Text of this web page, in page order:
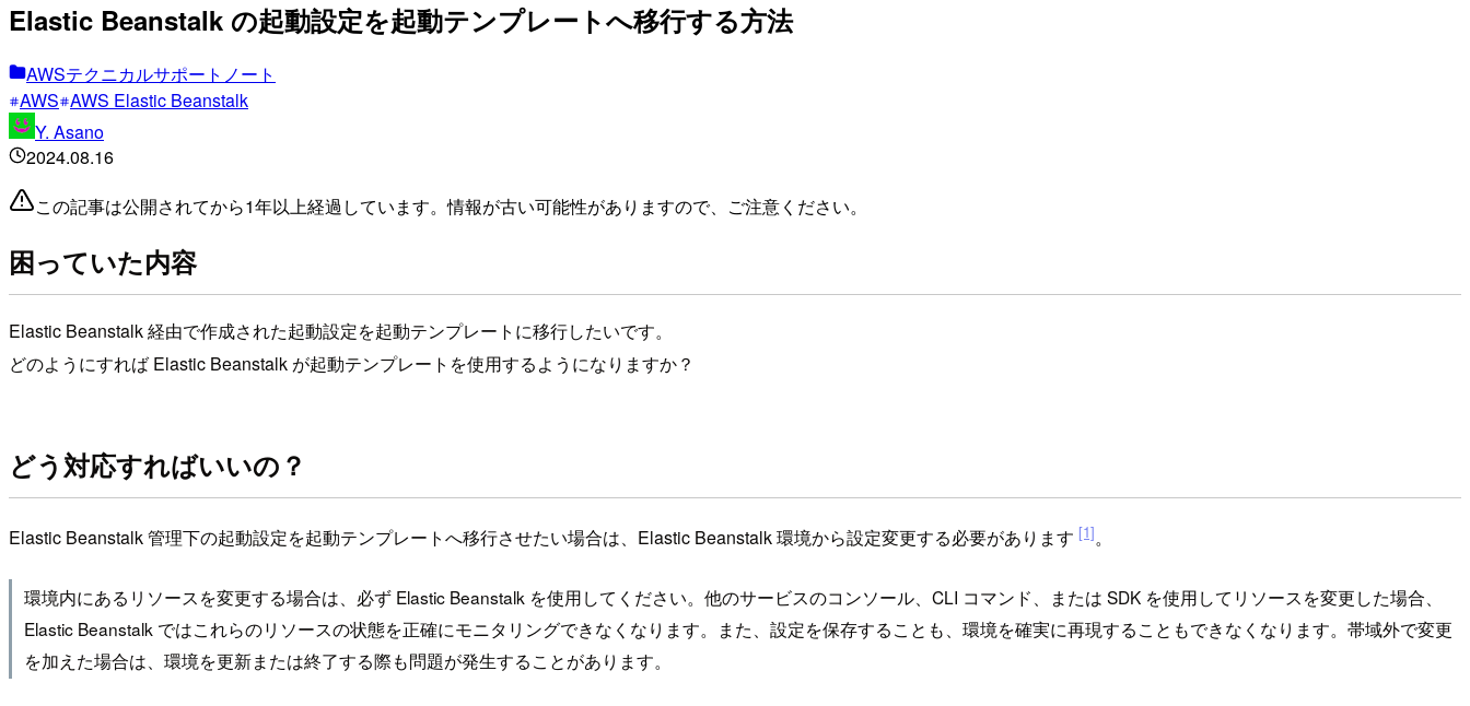
Elastic Beanstalk の起動設定を起動テンプレートへ移行する方法
AWSテクニカルサポートノート
AWS AWS Elastic Beanstalk
Y. Asano
2024.08.16
この記事は公開されてから1年以上経過しています。情報が古い可能性がありますので、ご注意ください。
困っていた内容
Elastic Beanstalk 経由で作成された起動設定を起動テンプレートに移行したいです。
どのようにすれば Elastic Beanstalk が起動テンプレートを使用するようになりますか？
どう対応すればいいの？
Elastic Beanstalk 管理下の起動設定を起動テンプレートへ移行させたい場合は、Elastic Beanstalk 環境から設定変更する必要があります [1]。
環境内にあるリソースを変更する場合は、必ず Elastic Beanstalk を使用してください。他のサービスのコンソール、CLI コマンド、または SDK を使用してリソースを変更した場合、
Elastic Beanstalk ではこれらのリソースの状態を正確にモニタリングできなくなります。また、設定を保存することも、環境を確実に再現することもできなくなります。帯域外で変更
を加えた場合は、環境を更新または終了する際も問題が発生することがあります。